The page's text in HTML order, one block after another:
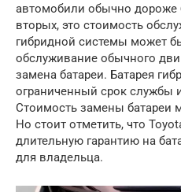
автомобили обычно дороже
вторых, это стоимость
гибридной системы может
обслуживание обычного
замена батареи. Батарея
ограниченный срок службы
Стоимость замены батареи
Но стоит отметить, что
длительную гарантию на
для владельца.